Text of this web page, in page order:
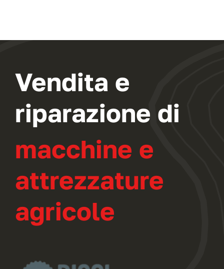
Vendita e
riparazione di
macchine e
attrezzature
agricole